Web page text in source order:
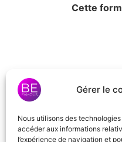
Gérer le
Nous utilisons des
accéder aux informations
l’expérience de navigation et
Cette